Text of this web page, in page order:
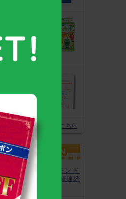
と乳酸菌
り！
を高める
適！ 身
ぽくん推奨全グッズはこちら
ルシウムグミが、モンド
高金賞」を13年連続連続
！